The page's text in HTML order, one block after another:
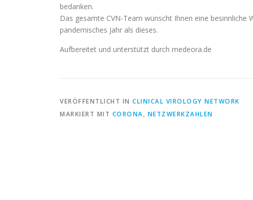
bedanken.
Das gesamte CVN-Team wünscht Ihnen eine
pandemisches Jahr als dieses.
Aufbereitet und unterstützt durch medeora.de
VERÖFFENTLICHT IN CLINICAL VIROLOGY NETWORK
MARKIERT MIT CORONA, NETZWERKZAHLEN